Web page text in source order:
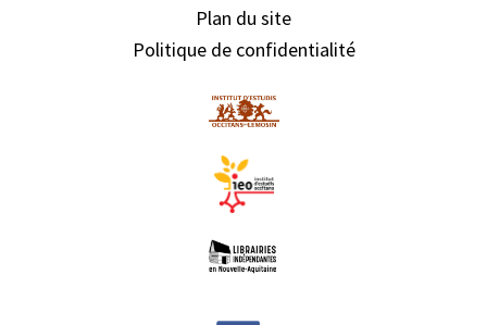
Plan du site
Politique de confidentialité